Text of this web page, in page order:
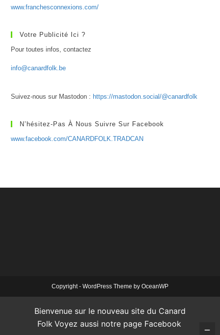
www.franchesconnexions.com/
Votre Publicité Ici ?
Pour toutes infos, contactez
info@canardfolk.be
Suivez-nous sur Mastodon : https://mastodon.social/@canardfolk
N’hésitez-Pas À Nous Suivre Sur Facebook
www.facebook.com/CANARDFOLK.TRADCAN
Copyright - WordPress Theme by OceanWP
Bienvenue sur le nouveau site du Canard
Folk Voyez aussi notre page Facebook